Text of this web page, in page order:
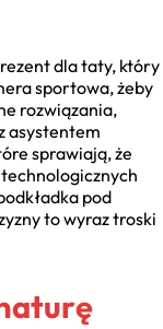
dla taty, który
sportowa, żeby
rozwiązania,
asystentem
sprawiają, że
pod
to wyraz troski